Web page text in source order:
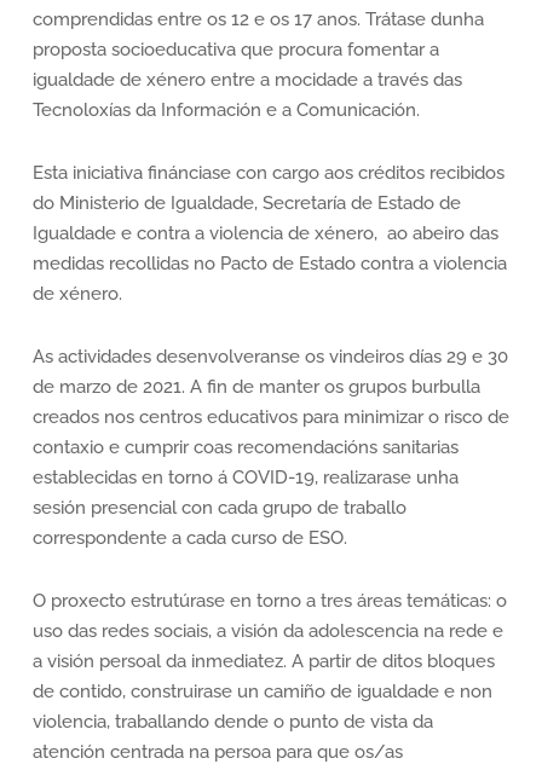
comprendidas entre os 12 e os 17 anos. Trátase dunha
proposta socioeducativa que procura fomentar a
igualdade de xénero entre a mocidade a través das
Tecnoloxías da Información e a Comunicación.
Esta iniciativa finánciase con cargo aos créditos recibidos
do Ministerio de Igualdade, Secretaría de Estado de
Igualdade e contra a violencia de xénero, ao abeiro das
medidas recollidas no Pacto de Estado contra a violencia
de xénero.
As actividades desenvolveranse os vindeiros días 29 e 30
de marzo de 2021. A fin de manter os grupos burbulla
creados nos centros educativos para minimizar o risco de
contaxio e cumprir coas recomendacións sanitarias
establecidas en torno á COVID-19, realizarase unha
sesión presencial con cada grupo de traballo
correspondente a cada curso de ESO.
O proxecto estrutúrase en torno a tres áreas temáticas: o
uso das redes sociais, a visión da adolescencia na rede e
a visión persoal da inmediatez. A partir de ditos bloques
de contido, construirase un camiño de igualdade e non
violencia, traballando dende o punto de vista da
atención centrada na persoa para que os/as